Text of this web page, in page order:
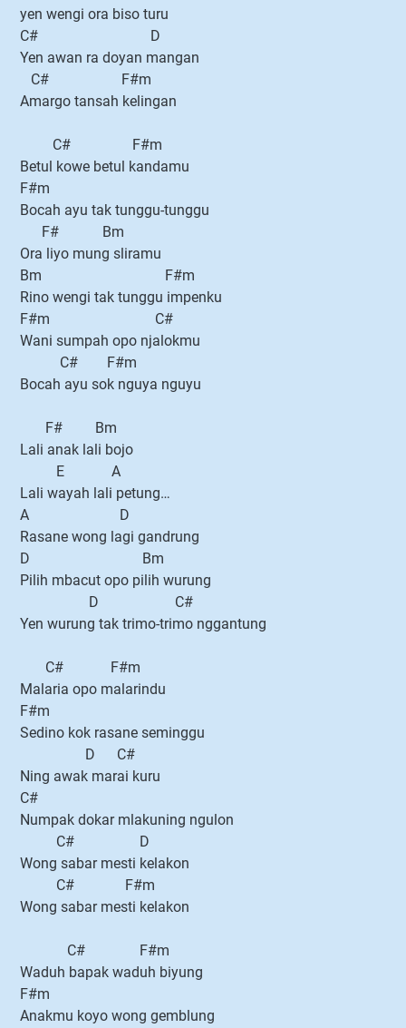
yen wengi ora biso turu
C# D
Yen awan ra doyan mangan
C# F#m
Amargo tansah kelingan
C# F#m
Betul kowe betul kandamu
F#m
Bocah ayu tak tunggu-tunggu
F# Bm
Ora liyo mung sliramu
Bm F#m
Rino wengi tak tunggu impenku
F#m C#
Wani sumpah opo njalokmu
C# F#m
Bocah ayu sok nguya nguyu
F# Bm
Lali anak lali bojo
E A
Lali wayah lali petung…
A D
Rasane wong lagi gandrung
D Bm
Pilih mbacut opo pilih wurung
D C#
Yen wurung tak trimo-trimo nggantung
C# F#m
Malaria opo malarindu
F#m
Sedino kok rasane seminggu
D C#
Ning awak marai kuru
C#
Numpak dokar mlakuning ngulon
C# D
Wong sabar mesti kelakon
C# F#m
Wong sabar mesti kelakon
C# F#m
Waduh bapak waduh biyung
F#m
Anakmu koyo wong gemblung